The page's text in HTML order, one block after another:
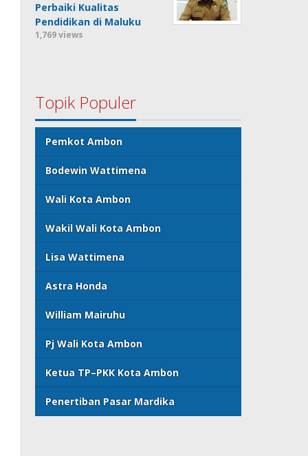
Perbaiki Kualitas
Pendidikan di Maluku
1,769 views
Topik Populer
Pemkot Ambon
Bodewin Wattimena
Wali Kota Ambon
Wakil Wali Kota Ambon
Lisa Wattimena
Astra Honda
William Mairuhu
Pj Wali Kota Ambon
Ketua TP–PKK Kota Ambon
Penertiban Pasar Mardika